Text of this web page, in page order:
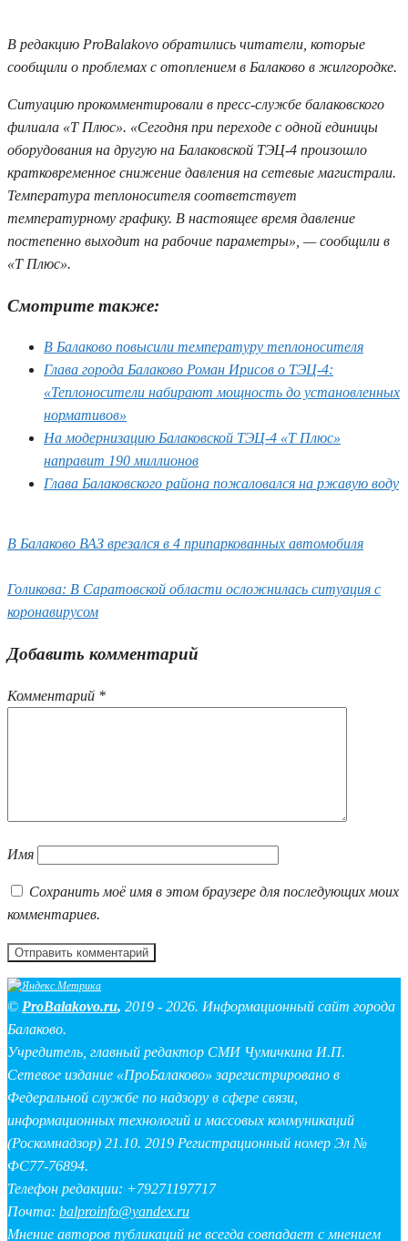
В редакцию ProBalakovo обратились читатели, которые
сообщили о проблемах с отоплением в Балаково в жилгородке.
Ситуацию прокомментировали в пресс-службе балаковского
филиала «Т Плюс». «Сегодня при переходе с одной единицы
оборудования на другую на Балаковской ТЭЦ-4 произошло
кратковременное снижение давления на сетевые магистрали.
Температура теплоносителя соответствует
температурному графику. В настоящее время давление
постепенно выходит на рабочие параметры», — сообщили в
«Т Плюс».
Смотрите также:
В Балаково повысили температуру теплоносителя
Глава города Балаково Роман Ирисов о ТЭЦ-4:
«Теплоносители набирают мощность до установленных
нормативов»
На модернизацию Балаковской ТЭЦ-4 «Т Плюс»
направит 190 миллионов
Глава Балаковского района пожаловался на ржавую воду
В Балаково ВАЗ врезался в 4 припаркованных автомобиля
Голикова: В Саратовской области осложнилась ситуация с
коронавирусом
Добавить комментарий
Комментарий *
Имя
Сохранить моё имя в этом браузере для последующих моих
комментариев.
© ProBalakovo.ru, 2019 - 2026. Информационный сайт города
Балаково.
Учредитель, главный редактор СМИ Чумичкина И.П.
Сетевое издание «ПроБалаково» зарегистрировано в
Федеральной службе по надзору в сфере связи,
информационных технологий и массовых коммуникаций
(Роскомнадзор) 21.10. 2019 Регистрационный номер Эл №
ФС77-76894.
Телефон редакции: +79271197717
Почта: balproinfo@yandex.ru
Мнение авторов публикаций не всегда совпадает с мнением